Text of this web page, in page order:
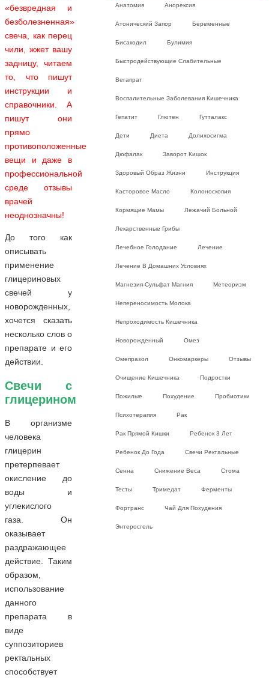
«безвредная и
безболезненная»
свеча, как перец
чили, жжет вашу
задницу, читаем
то, что пишут
инструкции и
справочники. А
пишут они
прямо
противоположенные
вещи и даже в
профессиональной
среде отзывы
врачей
неоднозначны!
До того как
описывать
применение
глицериновых
свечей у
новорожденных,
хочется сказать
несколько слов о
препарате и его
действии.
Свечи с
глицерином
В организме
человека
глицерин
претерпевает
окисление до
воды и
углекислого
газа. Он
оказывает
раздражающее
действие. Таким
образом,
использование
данного
препарата в
виде
суппозиториев
ректальных
способствует
Анатомия Анорексия
Атонический Запор Беременные
Бисакодил Булимия
Быстродействующие Слабительные
Вегапрат
Воспалительные Заболевания Кишечника
Гепатит Глютен Гутталакс
Дети Диета Долихосигма
Дюфалак Заворот Кишок
Здоровый Образ Жизни Инструкция
Касторовое Масло Колоноскопия
Кормящие Мамы Лежачий Больной
Лекарственные Грибы
Лечебное Голодание Лечение
Лечение В Домашних Условиях
Магнезия-Сульфат Магния Метеоризм
Непереносимость Молока
Непроходимость Кишечника
Новорожденный Омез
Омепразол Онкомаркеры Отзывы
Очищение Кишечника Подростки
Пожилые Похудение Пробиотики
Психотерапия Рак
Рак Прямой Кишки Ребенок 3 Лет
Ребенок До Года Свечи Ректальные
Сенна Снижение Веса Стома
Тесты Тримедат Ферменты
Фортранс Чай Для Похудения
Энтеросгель